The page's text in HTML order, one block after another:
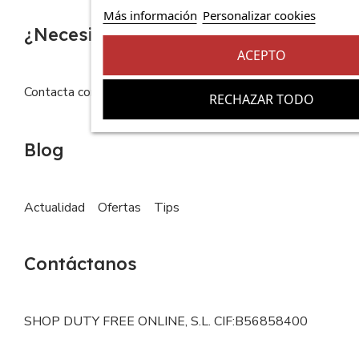
Más información Personalizar cookies
RECHAZAR TODO
ACEPTO
¿Necesitas ayuda?
Contacta con nosotros
Blog
Actualidad Ofertas Tips
Contáctanos
SHOP DUTY FREE ONLINE, S.L. CIF:B56858400